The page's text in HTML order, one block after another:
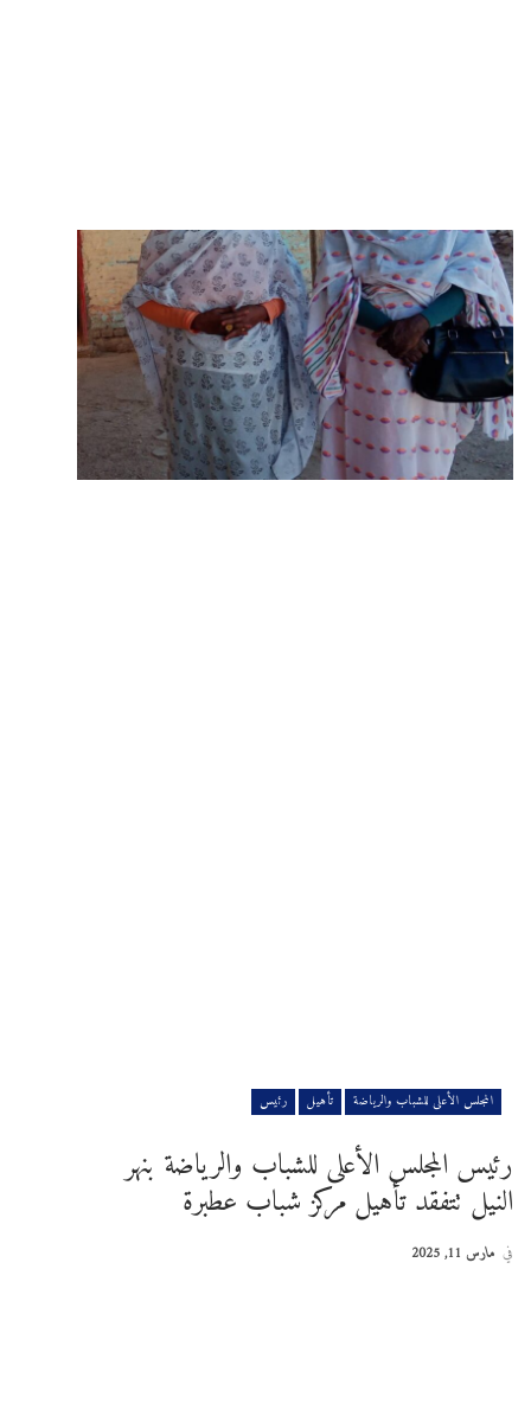
المجلس الأعلى للشباب والرياضة تأهيل رئيس
رئيس المجلس الأعلى للشباب والرياضة بنهر
النيل تتفقد تأهيل مركز شباب عطبرة
في مارس 11, 2025